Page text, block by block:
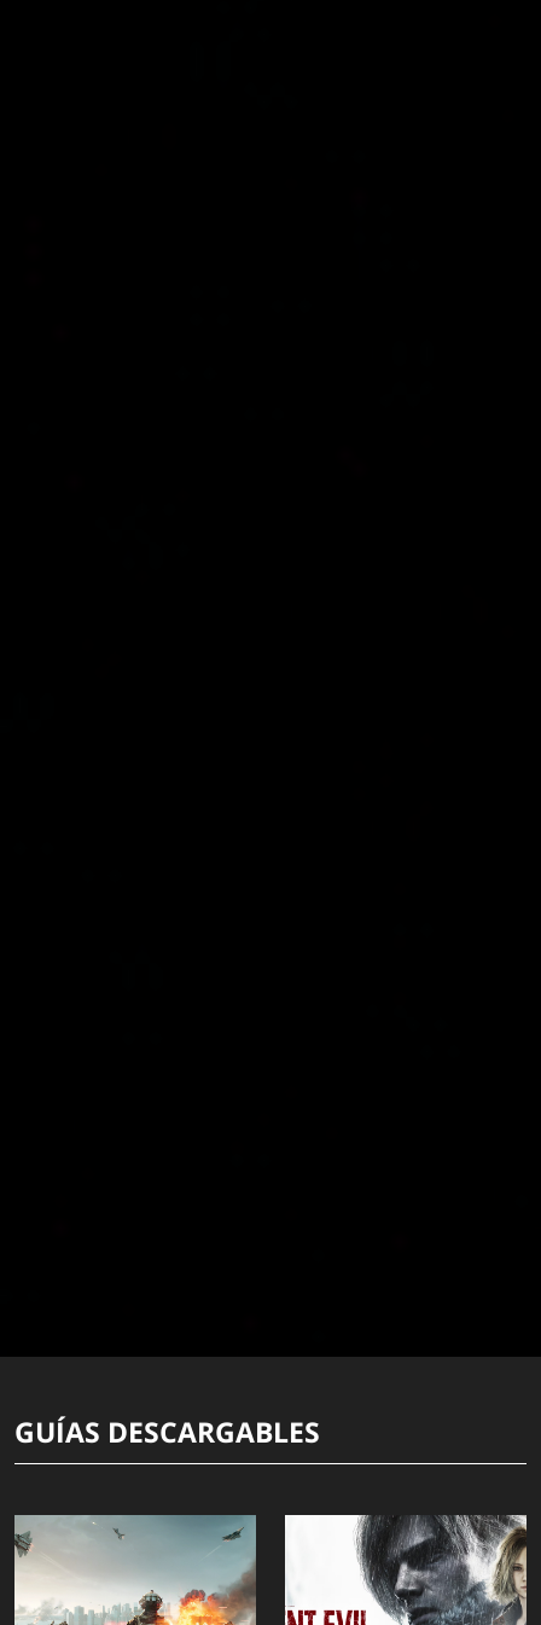
GUÍAS DESCARGABLES